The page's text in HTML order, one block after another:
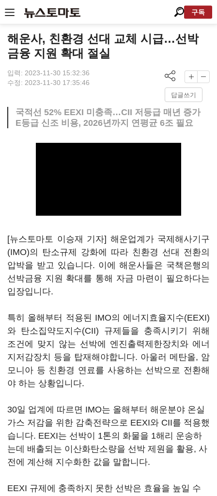
구독
해운사, 친환경 선대 교체 시급…선박
금융 지원 확대 절실
입력: 2023-11-30 15:32:36
수정: 2023-11-30 17:35:46
답글쓰기
국적선 52% EEXI 미충족…CII 저등급 매년 증가
E등급 신조 비용, 2026년까지 연평균 6조 필요
[뉴스토마토 이승재 기자] 해운업계가 국제해사기구
(IMO)의 탄소규제 강화에 따라 친환경 선대 전환의
압박을 받고 있습니다. 이에 해운사들은 국책은행의
선박금융 지원 확대를 통해 자금 마련이 필요하다는
입장입니다.
특히 올해부터 적용된 IMO의 에너지효율지수(EEXI)
와 탄소집약도지수(CII) 규제들을 충족시키기 위해
조건에 맞지 않는 선박에 엔진출력제한장치와 에너
지저감장치 등을 탑재해야합니다. 아울러 메탄올, 암
모니아 등 친환경 연료를 사용하는 선박으로 전환해
야 하는 상황입니다.
30일 업계에 따르면 IMO는 올해부터 해운분야 온실
가스 저감을 위한 감축전략으로 EEXI와 CII를 적용했
습니다. EEXI는 선박이 1톤의 화물을 1해리 운송하
는데 배출되는 이산화탄소량을 선박 제원을 활용, 사
전에 계산해 지수화한 값을 말합니다.
EEXI 규제에 충족하지 못한 선박은 효율을 높일 수